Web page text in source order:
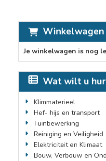
Winkelwagen
Je winkelwagen is nog
Wat wilt u
Klimmaterieel
Hef- hijs en transport
Tuinbewerking
Reiniging en Veiligheid
Elektriciteit en Klimaat
Bouw, Verbouw en